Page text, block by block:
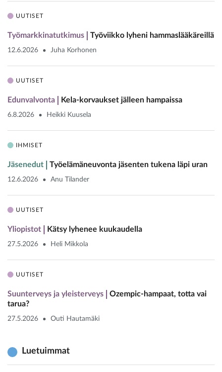
UUTISET
Työmarkkinatutkimus Työviikko lyheni hammaslääkäreillä
12.6.2026 Juha Korhonen
UUTISET
Edunvalvonta Kela-korvaukset jälleen hampaissa
6.8.2026 Heikki Kuusela
IHMISET
Jäsenedut Työelämäneuvonta jäsenten tukena läpi uran
12.6.2026 Anu Tilander
UUTISET
Yliopistot Kätsy lyhenee kuukaudella
27.5.2026 Heli Mikkola
UUTISET
Suunterveys ja yleisterveys
Ozempic-hampaat, totta vai
tarua?
27.5.2026 Outi Hautamäki
Luetuimmat